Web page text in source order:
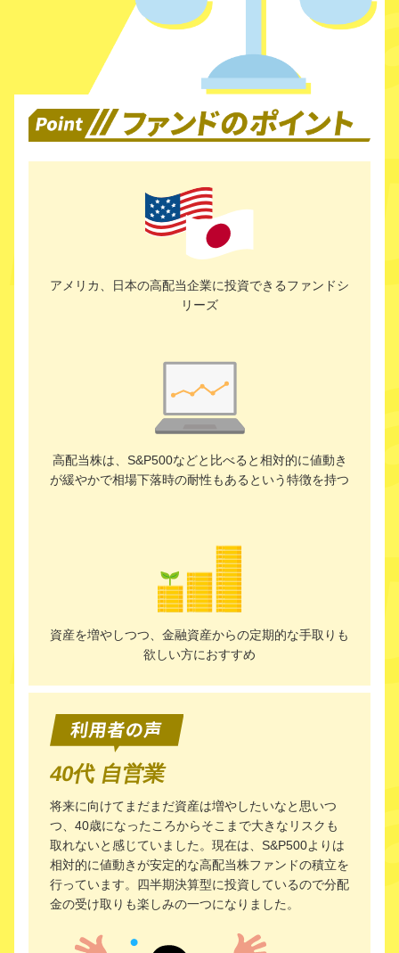
アメリカ、日本の高配当企業に投資できるファンドシ
リーズ
高配当株は、S&P500などと比べると相対的に値動き
が緩やかで相場下落時の耐性もあるという特徴を持つ
資産を増やしつつ、金融資産からの定期的な手取りも
欲しい方におすすめ
40代 自営業
将来に向けてまだまだ資産は増やしたいなと思いつ
つ、40歳になったころからそこまで大きなリスクも
取れないと感じていました。現在は、S&P500よりは
相対的に値動きが安定的な高配当株ファンドの積立を
行っています。四半期決算型に投資しているので分配
金の受け取りも楽しみの一つになりました。